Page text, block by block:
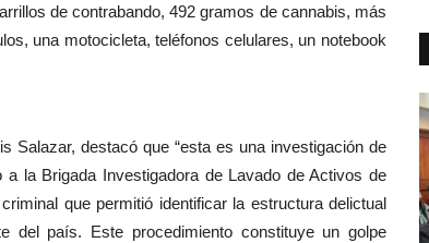
de contrabando, 492 gramos de cannabis, más
una motocicleta, teléfonos celulares, un notebook
Salazar, destacó que “esta es una investigación de
la Brigada Investigadora de Lavado de Activos de
que permitió identificar la estructura delictual
del país. Este procedimiento constituye un golpe